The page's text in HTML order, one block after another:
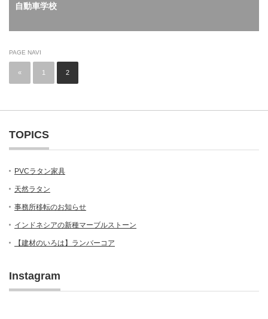
自動車学校
PAGE NAVI
« 1 2
TOPICS
PVCラタン家具
天然ラタン
事務所移転のお知らせ
インドネシアの新種マーブルストーン
【建材のいろは】ランバーコア
Instagram